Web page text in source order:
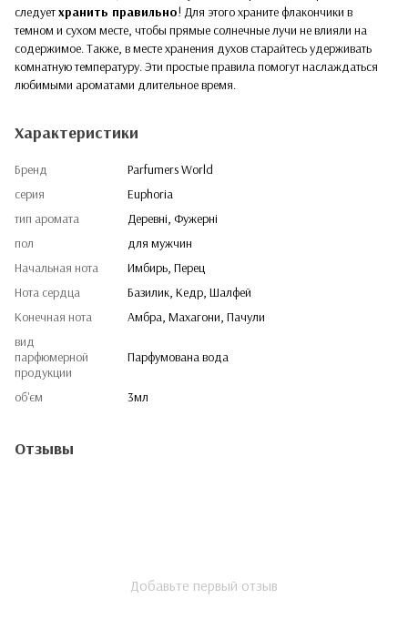
следуетхранить правильно! Для этого храните флакончики в
темном и сухом месте, чтобы прямые солнечные лучи не влияли на
содержимое. Также, в месте хранения духов старайтесь удерживать
комнатную температуру. Эти простые правила помогут наслаждаться
любимыми ароматами длительное время.
Характеристики
Бренд
Parfumers World
серия
Euphoria
тип аромата
Деревні, Фужерні
пол
для мужчин
Начальная нота
Имбирь, Перец
Нота сердца
Базилик, Кедр, Шалфей
Конечная нота
Амбра, Махагони, Пачули
вид
парфюмерной
продукции
Парфумована вода
об'єм 3мл
Отзывы
Добавьте первый отзыв